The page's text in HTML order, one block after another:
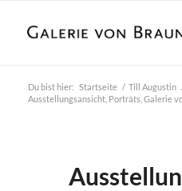
Du bist hier: Startseite / Till Augustin
Ausstellungsansicht, Porträts, Galerie